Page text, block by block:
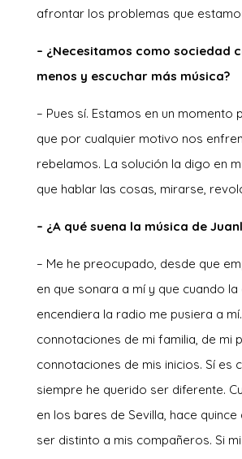
afrontar los problemas que
– ¿Necesitamos como sociedad
menos y escuchar más música?
– Pues sí. Estamos en un momento
que por cualquier motivo nos
rebelamos. La solución la digo en
que hablar las cosas, mirarse,
– ¿A qué suena la música de
– Me he preocupado, desde que
en que sonara a mí y que cuando la
encendiera la radio me pusiera a
connotaciones de mi familia, de mi
connotaciones de mis inicios. Sí es
siempre he querido ser diferente.
en los bares de Sevilla, hace quince
ser distinto a mis compañeros. Si